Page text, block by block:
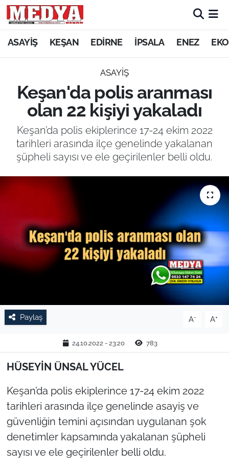
ASAYİŞ KEŞAN EDİRNE İPSALA ENEZ
ASAYİŞ
Keşan'da polis aranması
olan 22 kişiyi yakaladı
Keşan’da polis ekiplerince 17-24 ekim 2022
tarihleri arasında ilçe genelinde yakalanan
şüpheli sayısı ve ele geçirilenler belli oldu.
Paylaş A- A+
24.10.2022 - 23:20 783
HÜSEYİN ÜNSAL YÜCEL
Keşan’da polis ekiplerince 17-24 ekim 2022
tarihleri arasında ilçe genelinde asayiş ve
güvenliğin temini açısından uygulanan şok
denetimler kapsamında yakalanan şüpheli
sayısı ve ele geçirilenler belli oldu.
KEŞAN
ASAYİŞ
SİYASET
GÜNDEM
EĞİTİM
TARIM VE HAYVANCILIK
KÜLTÜR SANAT
SPOR
YAŞAM
TEKİRDAĞ
KIRKLARELİ
ÇANAKKALE